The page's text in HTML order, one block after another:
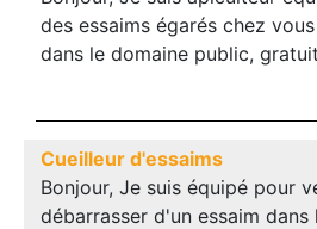
des essaims égarés chez
dans le domaine public,
Cueilleur d'essaims
Bonjour, Je suis équipé pour
débarrasser d'un essaim dans